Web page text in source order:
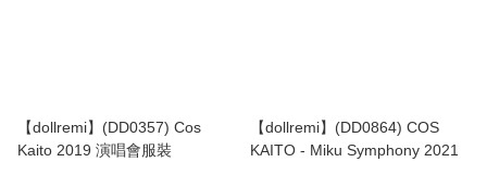
【dollremi】(DD0357) Cos
Kaito 2019 演唱會服裝
【dollremi】(DD0864) COS
KAITO - Miku Symphony 2021